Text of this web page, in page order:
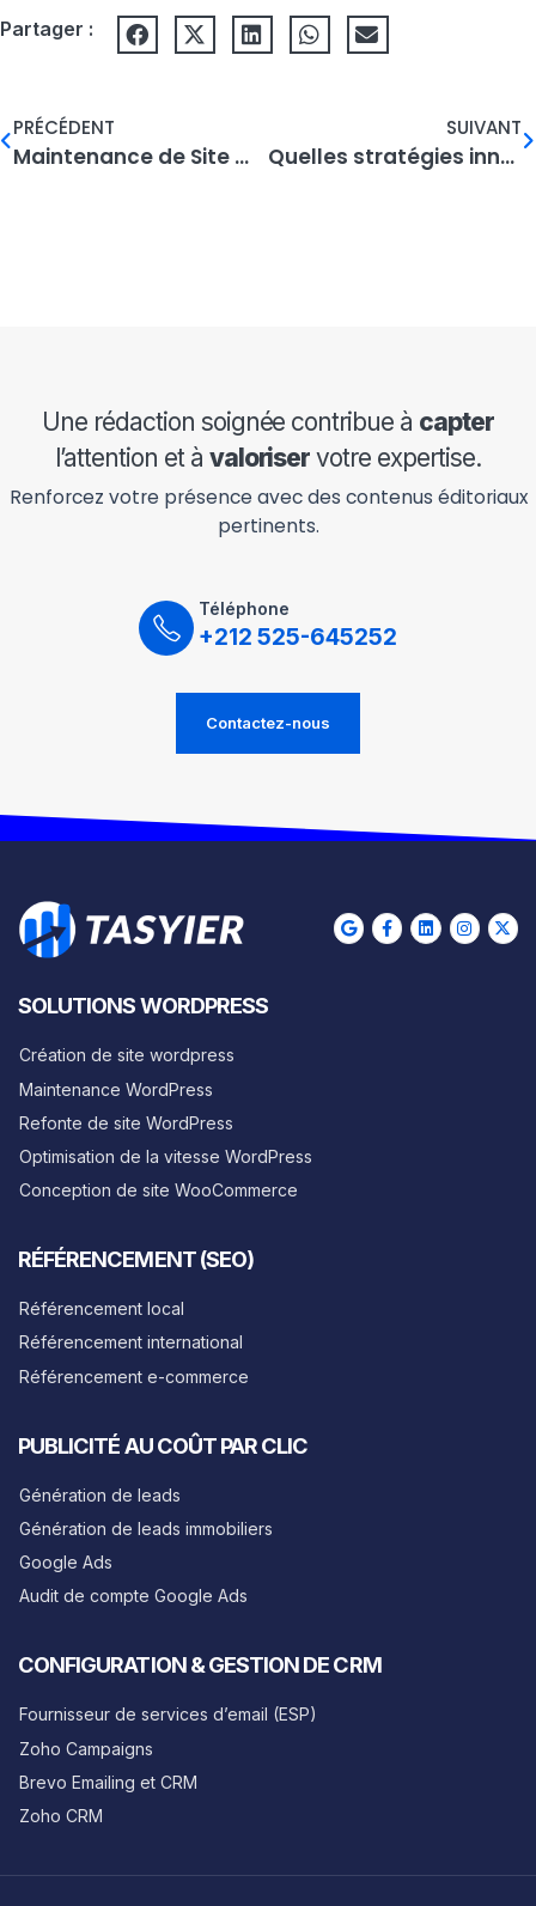
Partager :
PRÉCÉDENT
Maintenance de Site WordPress : Pourquoi et Comment ?
SUIVANT
Quelles stratégies innovantes peuvent booster la génération de leads ?
Une rédaction soignée contribue à capter
l’attention et à valoriser votre expertise.
Renforcez votre présence avec des contenus éditoriaux
pertinents.
Téléphone
+212 525-645252
Contactez-nous
SOLUTIONS WORDPRESS
Création de site wordpress
Maintenance WordPress
Refonte de site WordPress
Optimisation de la vitesse WordPress
Conception de site WooCommerce
RÉFÉRENCEMENT (SEO)
Référencement local
Référencement international
Référencement e-commerce
PUBLICITÉ AU COÛT PAR CLIC
Génération de leads
Génération de leads immobiliers
Google Ads
Audit de compte Google Ads
CONFIGURATION & GESTION DE CRM
Fournisseur de services d’email (ESP)
Zoho Campaigns
Brevo Emailing et CRM
Zoho CRM